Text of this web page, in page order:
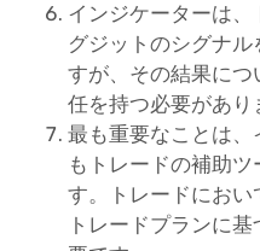
インジケーターは
グジットのシグナ
すが、その結果に
任を持つ必要があり
最も重要なことは
もトレードの補助
す。トレードにおい
トレードプランに